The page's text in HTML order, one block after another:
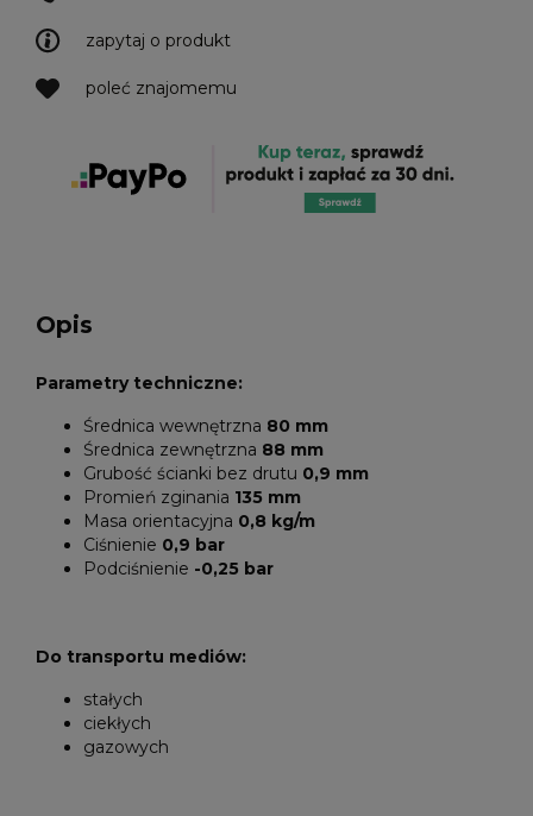
zapytaj o produkt
poleć znajomemu
Opis
Parametry techniczne:
Średnica wewnętrzna 80 mm
Średnica zewnętrzna 88 mm
Grubość ścianki bez drutu 0,9 mm
Promień zginania 135 mm
Masa orientacyjna 0,8 kg/m
Ciśnienie 0,9 bar
Podciśnienie -0,25 bar
Do transportu mediów:
stałych
ciekłych
gazowych